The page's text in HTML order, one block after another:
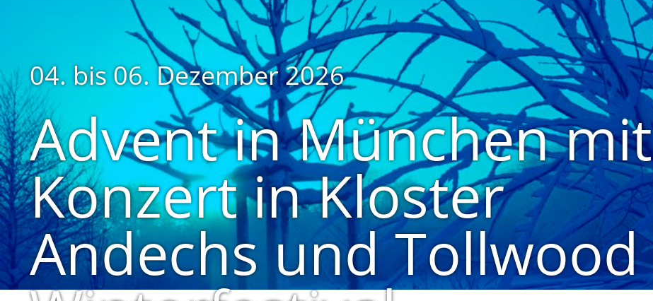
04. bis 06. Dezember 2026
Advent in München mit
Konzert in Kloster
Andechs und Tollwood